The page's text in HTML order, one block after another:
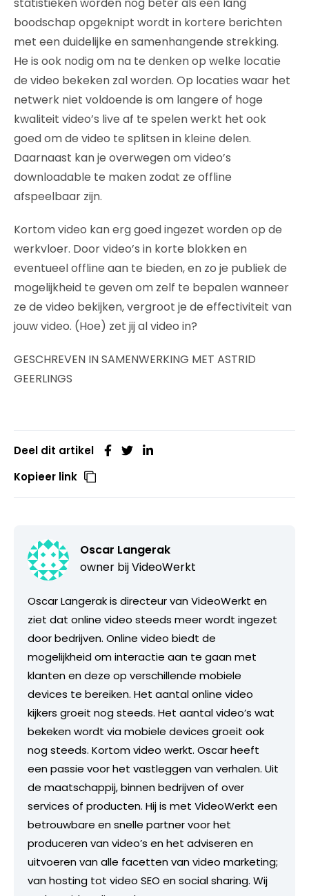
boodschap opgeknipt wordt in kortere berichten
met een duidelijke en samenhangende strekking.
He is ook nodig om na te denken op welke locatie
de video bekeken zal worden. Op locaties waar het
netwerk niet voldoende is om langere of hoge
kwaliteit video’s live af te spelen werkt het ook
goed om de video te splitsen in kleine delen.
Daarnaast kan je overwegen om video’s
downloadable te maken zodat ze offline
afspeelbaar zijn.
Kortom video kan erg goed ingezet worden op de
werkvloer. Door video’s in korte blokken en
eventueel offline aan te bieden, en zo je publiek de
mogelijkheid te geven om zelf te bepalen wanneer
ze de video bekijken, vergroot je de effectiviteit van
jouw video. (Hoe) zet jij al video in?
GESCHREVEN IN SAMENWERKING MET ASTRID
GEERLINGS
Deel dit artikel
Kopieer link
Oscar Langerak
owner bijVideoWerkt
Oscar Langerak is directeur van VideoWerkt en
ziet dat online video steeds meer wordt ingezet
door bedrijven. Online video biedt de
mogelijkheid om interactie aan te gaan met
klanten en deze op verschillende mobiele
devices te bereiken. Het aantal online video
kijkers groeit nog steeds. Het aantal video’s wat
bekeken wordt via mobiele devices groeit ook
nog steeds. Kortom video werkt. Oscar heeft
een passie voor het vastleggen van verhalen. Uit
de maatschappij, binnen bedrijven of over
services of producten. Hij is met VideoWerkt een
betrouwbare en snelle partner voor het
produceren van video’s en het adviseren en
uitvoeren van alle facetten van video marketing;
van hosting tot video SEO en social sharing. Wij